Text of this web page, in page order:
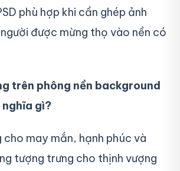
phù hợp khi cần ghép ảnh
được mừng thọ vào nền có
trên phông nền background
gì?
may mắn, hạnh phúc và
tượng trưng cho thịnh vượng